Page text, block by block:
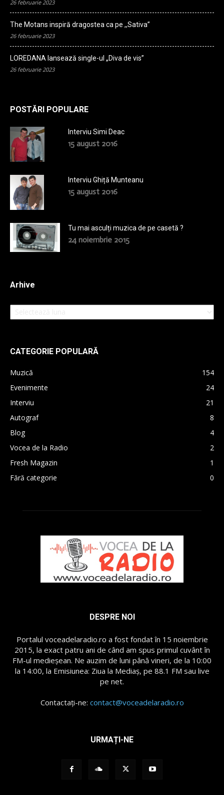
26 februarie 2023
The Motans inspiră dragostea ca pe ,,Sativa”
26 februarie 2023
LOREDANA lansează single-ul „Diva de vis”
26 februarie 2023
POSTĂRI POPULARE
Interviu Simi Deac
15 august 2016
Interviu Ghiță Munteanu
15 august 2016
Tu mai asculți muzica de pe casetă ?
24 noiembrie 2015
Arhive
Arhive
CATEGORIE POPULARĂ
Muzică
154
Evenimente
24
Interviu
21
Autograf
8
Blog
4
Vocea de la Radio
2
Fresh Magazin
1
Fără categorie
0
DESPRE NOI
Portalul voceadelaradio.ro a fost fondat în 15 noiembrie
2015, la exact patru ani de când am spus primul cuvânt în
FM-ul medieșean. Ne auzim de luni până vineri, de la 10:00
la 14:00, la Emisiunea: Ziua la Mediaș, pe 88.1 FM sau live
pe net.
Contactați-ne: contact@voceadelaradio.ro
URMAȚI-NE